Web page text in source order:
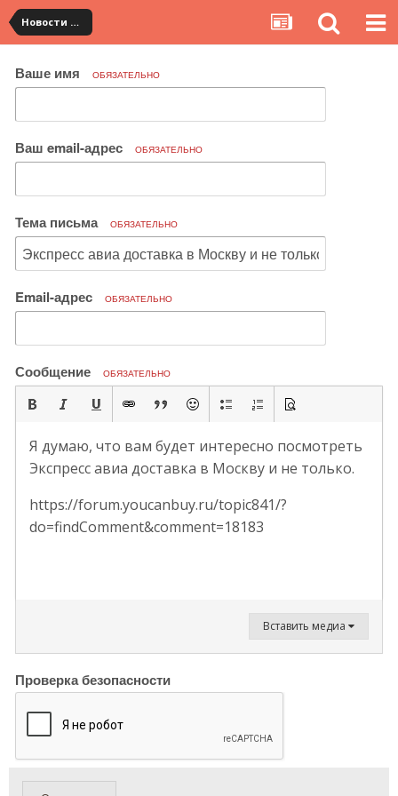
Новости сервиса
Ваше имя ОБЯЗАТЕЛЬНО
Ваш email-адрес ОБЯЗАТЕЛЬНО
Тема письма ОБЯЗАТЕЛЬНО
Email-адрес ОБЯЗАТЕЛЬНО
Сообщение ОБЯЗАТЕЛЬНО
Я думаю, что вам будет интересно посмотреть
Экспресс авиа доставка в Москву и не только.
https://forum.youcanbuy.ru/topic841/?
do=findComment&comment=18183
Вставить медиа
Проверка безопасности